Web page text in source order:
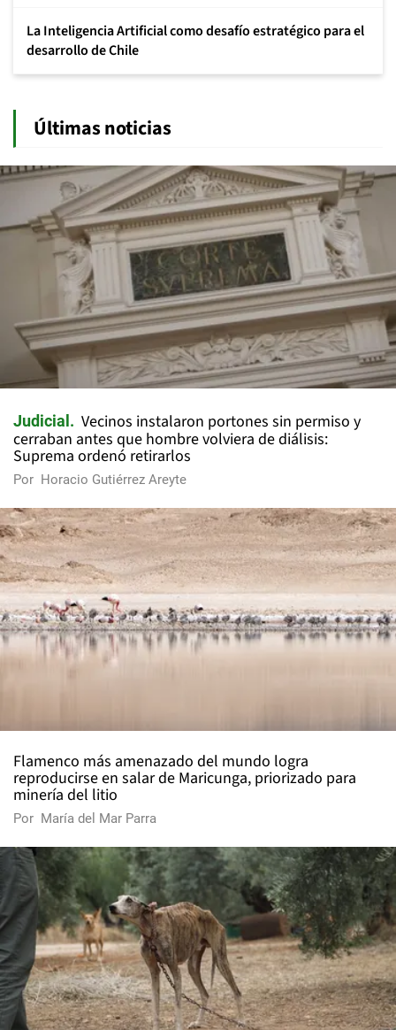
La Inteligencia Artificial como desafío estratégico para el
desarrollo de Chile
Últimas noticias
Judicial
Vecinos instalaron portones sin permiso y
cerraban antes que hombre volviera de diálisis:
Suprema ordenó retirarlos
Por Horacio Gutiérrez Areyte
Flamenco más amenazado del mundo logra
reproducirse en salar de Maricunga, priorizado para
minería del litio
Por María del Mar Parra